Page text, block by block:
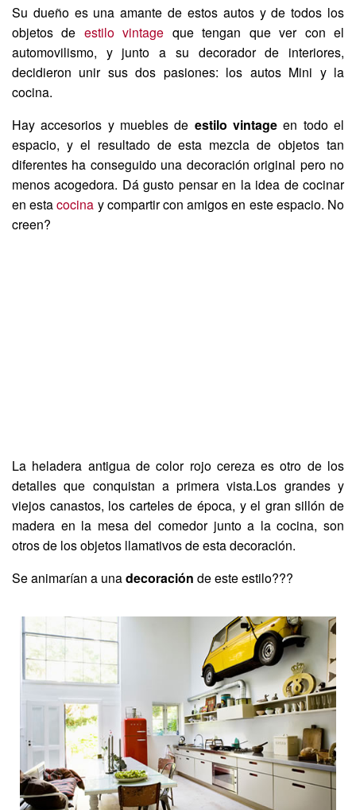
Su dueño es una amante de estos autos y de todos los
objetos de estilo vintage que tengan que ver con el
automovilismo, y junto a su decorador de interiores,
decidieron unir sus dos pasiones: los autos Mini y la
cocina.
Hay accesorios y muebles de estilo vintage en todo el
espacio, y el resultado de esta mezcla de objetos tan
diferentes ha conseguido una decoración original pero no
menos acogedora. Dá gusto pensar en la idea de cocinar
en estacocina y compartir con amigos en este espacio. No
creen?
La heladera antigua de color rojo cereza es otro de los
detalles que conquistan a primera vista.Los grandes y
viejos canastos, los carteles de época, y el gran sillón de
madera en la mesa del comedor junto a la cocina, son
otros de los objetos llamativos de esta decoración.
Se animarían a unadecoración de este estilo???